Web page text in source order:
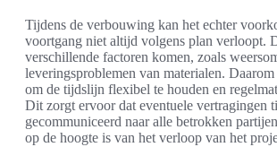
Tijdens de verbouwing kan het echter
voortgang niet altijd volgens plan verloopt.
verschillende factoren komen, zoals
leveringsproblemen van materialen.
om de tijdslijn flexibel te houden en
Dit zorgt ervoor dat eventuele vertragingen
gecommuniceerd naar alle betrokken
op de hoogte is van het verloop van het